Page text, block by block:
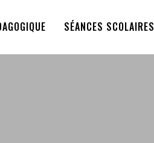
SÉANCES SCOLAIRES